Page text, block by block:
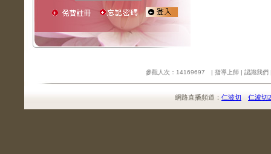
參觀人次：14169697 | 指導上師 | 認識我們
網路直播頻道： 仁波切 仁波切2